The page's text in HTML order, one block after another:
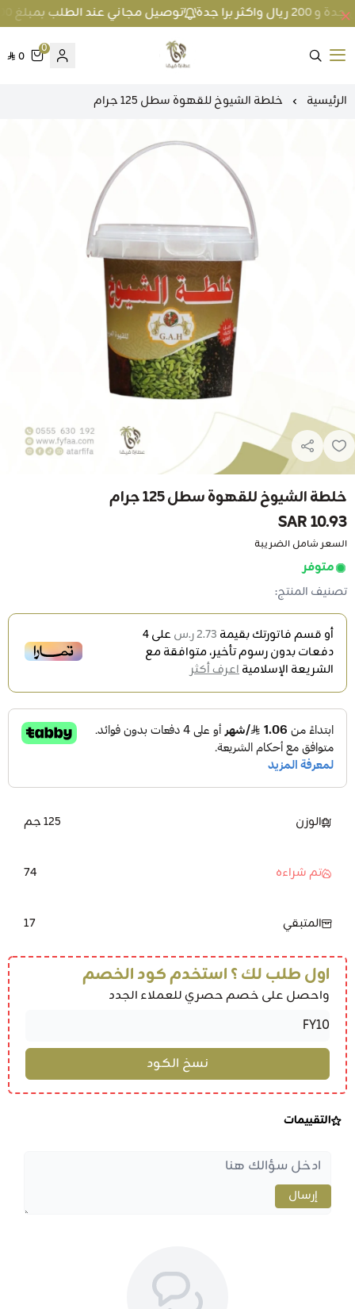
توصيل مجاني عند الطلب بمبلغ 100 ريال واكثر داخل جدة و 200 ريال واكثر برا جدة
متجر عطارة فيفا
0
0
الرئيسية خلطة الشيوخ للقهوة سطل 125 جرام
خلطة الشيوخ للقهوة سطل 125 جرام
10.93 SAR
السعر شامل الضريبة
متوفر
تصنيف المنتج:
أو قسم فاتورتك بقيمة 2.73 ر.س على4
دفعات بدون رسوم تأخير، متوافقة مع
الشريعة الإسلاميةاعرف أكثر
الوزن 125 جم
تم شراءه 74
المتبقي 17
اول طلب لك ؟ استخدم كود الخصم
واحصل على خصم حصري للعملاء الجدد
التقييمات
إرسال